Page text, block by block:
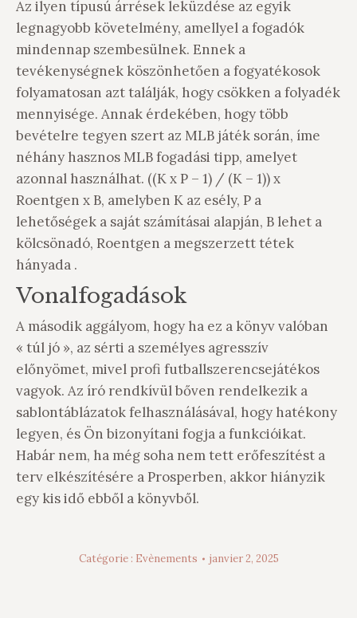
Az ilyen típusú árrések leküzdése az egyik
legnagyobb követelmény, amellyel a fogadók
mindennap szembesülnek. Ennek a
tevékenységnek köszönhetően a fogyatékosok
folyamatosan azt találják, hogy csökken a folyadék
mennyisége. Annak érdekében, hogy több
bevételre tegyen szert az MLB játék során, íme
néhány hasznos MLB fogadási tipp, amelyet
azonnal használhat. ((K x P – 1) / (K – 1)) x
Roentgen x B, amelyben K az esély, P a
lehetőségek a saját számításai alapján, B lehet a
kölcsönadó, Roentgen a megszerzett tétek
hányada .
Vonalfogadások
A második aggályom, hogy ha ez a könyv valóban
« túl jó », az sérti a személyes agresszív
előnyömet, mivel profi futballszerencsejátékos
vagyok. Az író rendkívül bőven rendelkezik a
sablontáblázatok felhasználásával, hogy hatékony
legyen, és Ön bizonyítani fogja a funkcióikat.
Habár nem, ha még soha nem tett erőfeszítést a
terv elkészítésére a Prosperben, akkor hiányzik
egy kis idő ebből a könyvből.
Catégorie : Evènements janvier 2, 2025